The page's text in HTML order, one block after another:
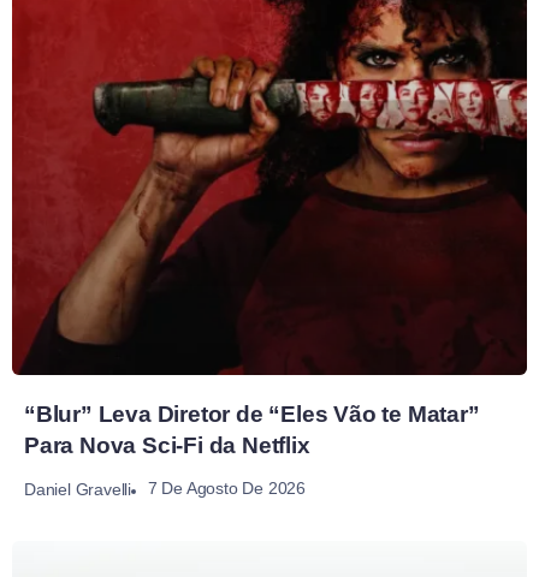
“Blur” Leva Diretor de “Eles Vão te Matar”
Para Nova Sci-Fi da Netflix
Daniel Gravelli 7 De Agosto De 2026